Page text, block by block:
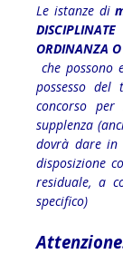
Le istanze di
ORDINANZA O
che possono
possesso
concorso
supplenza
dovrà dare in
disposizione
residuale, a
specifico)